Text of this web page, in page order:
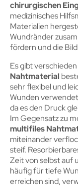
chirurgischen
medizinisches
Materialien
Wundränder
fördern und die
Es gibt
Nahtmaterial
sehr flexibel und
Wunden
da es den Druck
Im Gegensatz zu
multifiles
miteinander
steif.
Zeit von selbst auf
häufig für tiefe
erreichen sind,